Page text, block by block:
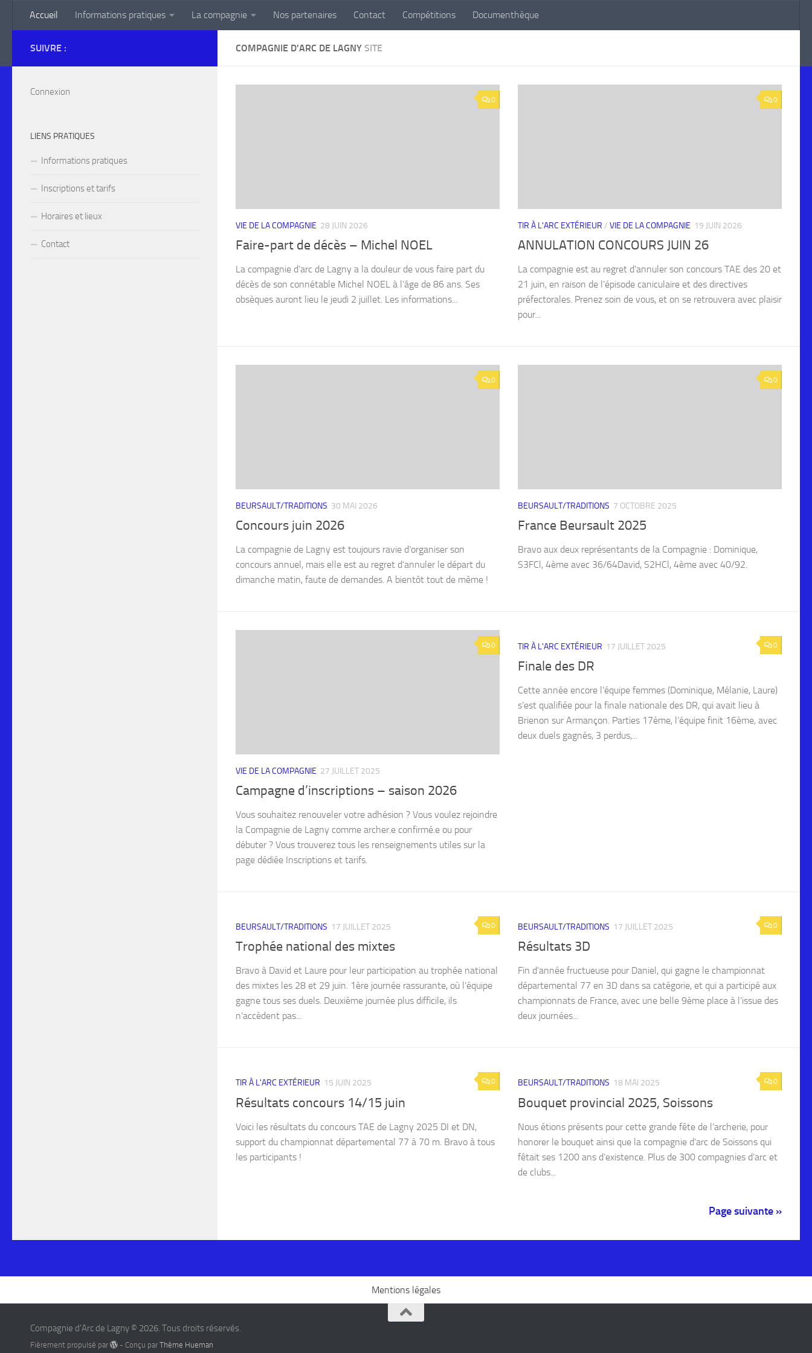
Skip to content
Accueil Informations pratiques La compagnie Nos partenaires Contact Compétitions Documenthèque
COMPAGNIE D'ARC DE LAGNY SITE
0
VIE DE LA COMPAGNIE 28 JUIN 2026
Faire-part de décès – Michel NOEL
La compagnie d’arc de Lagny a la douleur de vous faire part du
décès de son connétable Michel NOEL à l’âge de 86 ans. Ses
obsèques auront lieu le jeudi 2 juillet. Les informations...
0
TIR À L'ARC EXTÉRIEUR / VIE DE LA COMPAGNIE 19 JUIN 2026
ANNULATION CONCOURS JUIN 26
La compagnie est au regret d’annuler son concours TAE des 20 et
21 juin, en raison de l’épisode caniculaire et des directives
préfectorales. Prenez soin de vous, et on se retrouvera avec plaisir
pour...
0
BEURSAULT/TRADITIONS 30 MAI 2026
Concours juin 2026
La compagnie de Lagny est toujours ravie d’organiser son
concours annuel, mais elle est au regret d’annuler le départ du
dimanche matin, faute de demandes. A bientôt tout de même !
0
BEURSAULT/TRADITIONS 7 OCTOBRE 2025
France Beursault 2025
Bravo aux deux représentants de la Compagnie : Dominique,
S3FCl, 4ème avec 36/64David, S2HCl, 4ème avec 40/92.
0
VIE DE LA COMPAGNIE 27 JUILLET 2025
Campagne d’inscriptions – saison 2026
Vous souhaitez renouveler votre adhésion ? Vous voulez rejoindre
la Compagnie de Lagny comme archer.e confirmé.e ou pour
débuter ? Vous trouverez tous les renseignements utiles sur la
page dédiée Inscriptions et tarifs.
0
TIR À L'ARC EXTÉRIEUR 17 JUILLET 2025
Finale des DR
Cette année encore l’équipe femmes (Dominique, Mélanie, Laure)
s’est qualifiée pour la finale nationale des DR, qui avait lieu à
Brienon sur Armançon. Parties 17ème, l’équipe finit 16ème, avec
deux duels gagnés, 3 perdus,...
0
BEURSAULT/TRADITIONS 17 JUILLET 2025
Trophée national des mixtes
Bravo à David et Laure pour leur participation au trophée national
des mixtes les 28 et 29 juin. 1ère journée rassurante, où l’équipe
gagne tous ses duels. Deuxième journée plus difficile, ils
n’accèdent pas...
0
BEURSAULT/TRADITIONS 17 JUILLET 2025
Résultats 3D
Fin d’année fructueuse pour Daniel, qui gagne le championnat
départemental 77 en 3D dans sa catégorie, et qui a participé aux
championnats de France, avec une belle 9ème place à l’issue des
deux journées...
0
TIR À L'ARC EXTÉRIEUR 15 JUIN 2025
Résultats concours 14/15 juin
Voici les résultats du concours TAE de Lagny 2025 DI et DN,
support du championnat départemental 77 à 70 m. Bravo à tous
les participants !
0
BEURSAULT/TRADITIONS 18 MAI 2025
Bouquet provincial 2025, Soissons
Nous étions présents pour cette grande fête de l’archerie, pour
honorer le bouquet ainsi que la compagnie d’arc de Soissons qui
fêtait ses 1200 ans d’existence. Plus de 300 compagnies d’arc et
de clubs...
Page suivante »
SUIVRE :
Connexion
LIENS PRATIQUES
Informations pratiques
Inscriptions et tarifs
Horaires et lieux
Contact
Mentions légales
Compagnie d'Arc de Lagny © 2026. Tous droits réservés.
Fièrement propulsé par - Conçu parThème Hueman